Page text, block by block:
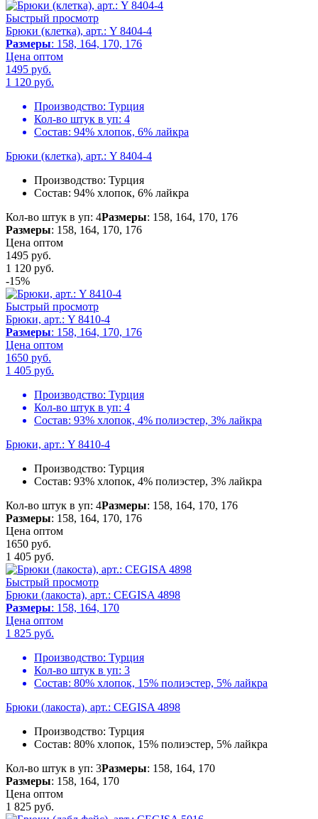
Быстрый просмотр
Брюки (клетка), арт.: Y 8404-4
Размеры: 158, 164, 170, 176
Цена оптом
1495 руб.
1 120 руб.
Производство: Турция
Кол-во штук в уп: 4
Состав: 94% хлопок, 6% лайкра
Брюки (клетка), арт.: Y 8404-4
Производство: Турция
Состав: 94% хлопок, 6% лайкра
Кол-во штук в уп: 4Размеры: 158, 164, 170, 176
Размеры: 158, 164, 170, 176
Цена оптом
1495 руб.
1 120 руб.
-15%
Быстрый просмотр
Брюки, арт.: Y 8410-4
Размеры: 158, 164, 170, 176
Цена оптом
1650 руб.
1 405 руб.
Производство: Турция
Кол-во штук в уп: 4
Состав: 93% хлопок, 4% полиэстер, 3% лайкра
Брюки, арт.: Y 8410-4
Производство: Турция
Состав: 93% хлопок, 4% полиэстер, 3% лайкра
Кол-во штук в уп: 4Размеры: 158, 164, 170, 176
Размеры: 158, 164, 170, 176
Цена оптом
1650 руб.
1 405 руб.
Быстрый просмотр
Брюки (лакоста), арт.: CEGISA 4898
Размеры: 158, 164, 170
Цена оптом
1 825 руб.
Производство: Турция
Кол-во штук в уп: 3
Состав: 80% хлопок, 15% полиэстер, 5% лайкра
Брюки (лакоста), арт.: CEGISA 4898
Производство: Турция
Состав: 80% хлопок, 15% полиэстер, 5% лайкра
Кол-во штук в уп: 3Размеры: 158, 164, 170
Размеры: 158, 164, 170
Цена оптом
1 825 руб.